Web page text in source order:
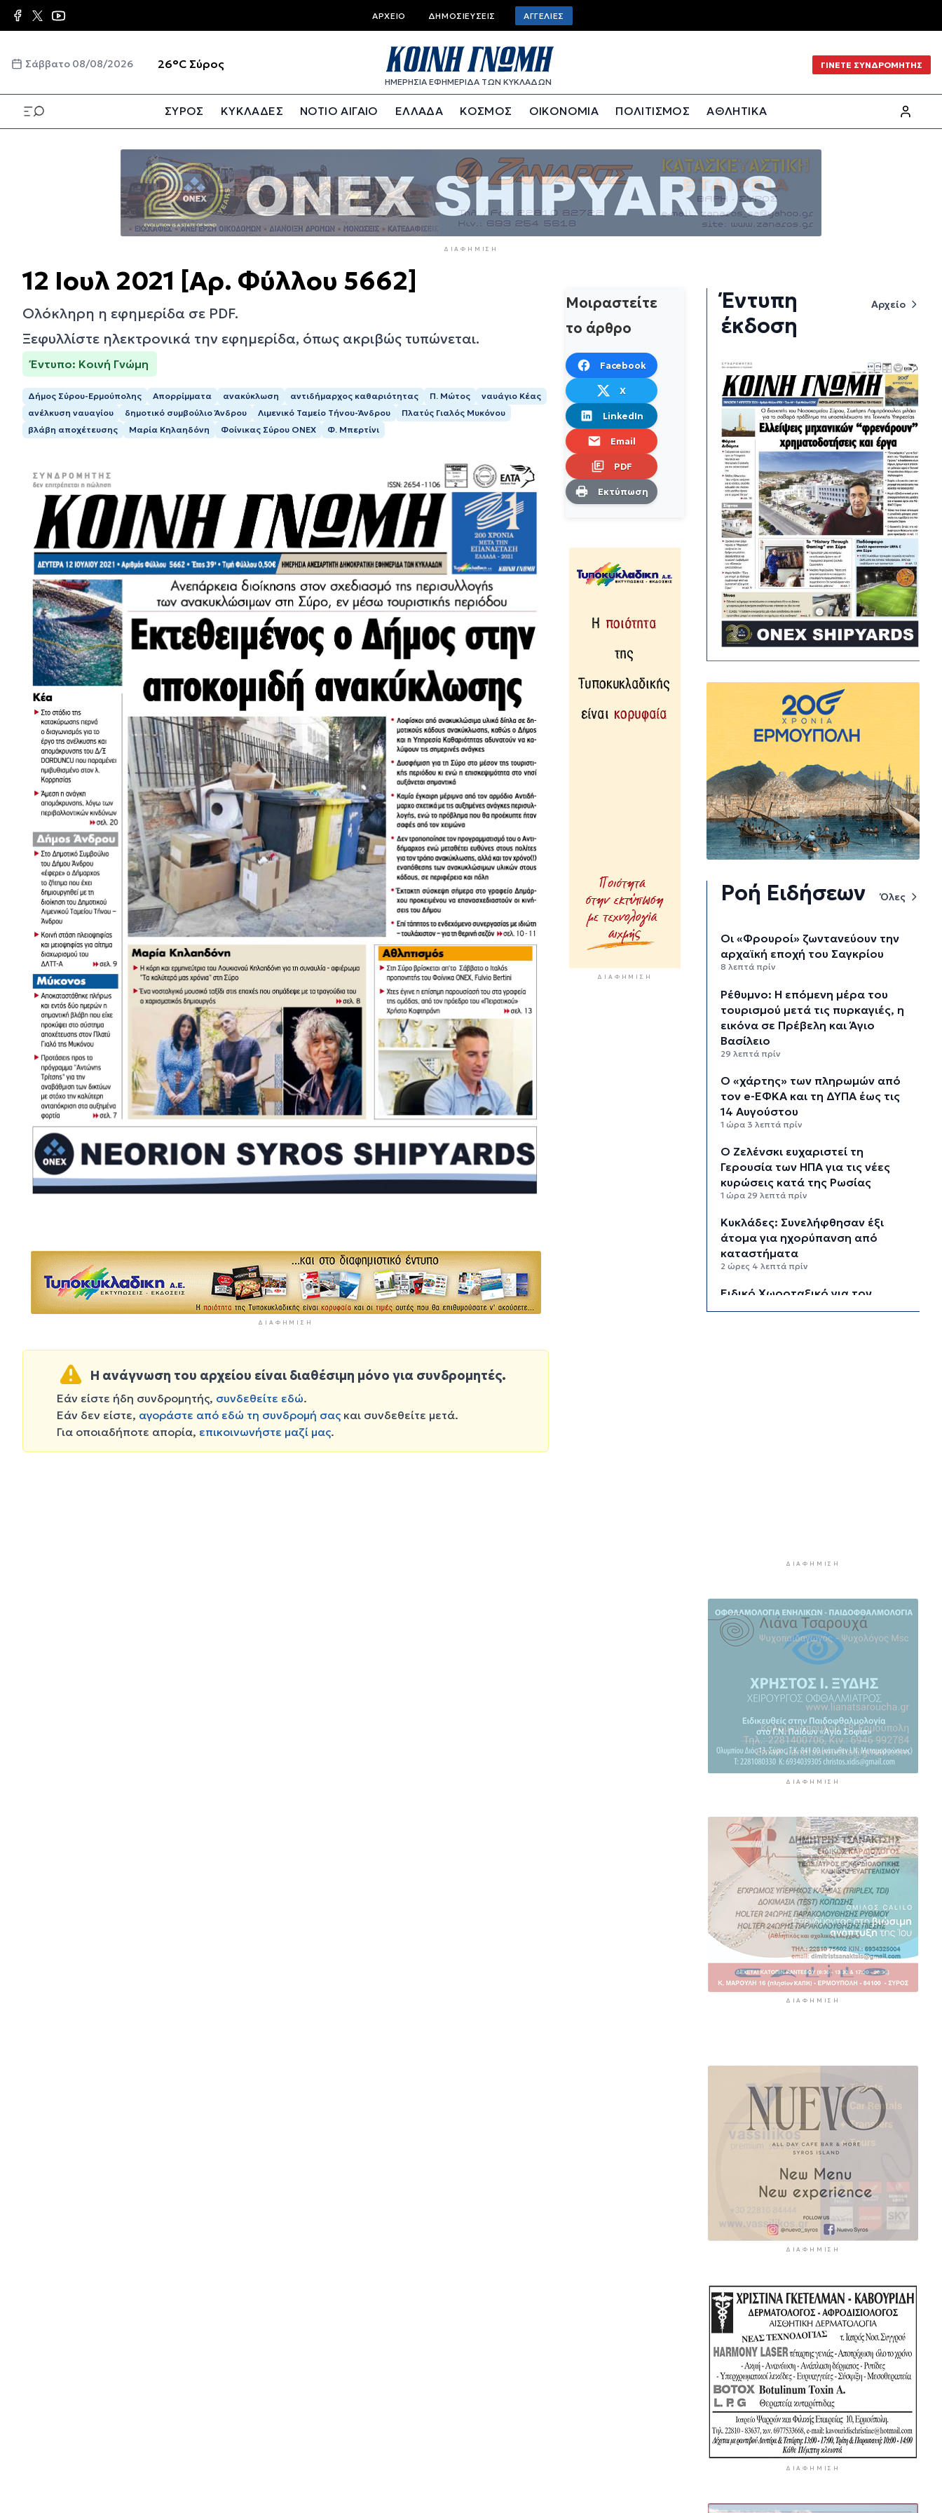
Παράκαμψη
προς
κυρίως
Top
bar
menu
ΑΡΧΕΊΟ ΔΗΜΟΣΙΕΎΣΕΙΣ ΑΓΓΕΛΊΕΣ
Σάββατο 08/08/2026 26°C Σύρος
ΗΜΕΡΗΣΙΑ ΕΦΗΜΕΡΙΔΑ ΤΩΝ ΚΥΚΛΑΔΩΝ
ΓΙΝΕΤΕ ΣΥΝΔΡΟΜΗΤΗΣ
ΣΥΡΟΣ ΚΥΚΛΑΔΕΣ ΝΟΤΙΟ ΑΙΓΑΙΟ ΕΛΛΑΔΑ ΚΟΣΜΟΣ ΟΙΚΟΝΟΜΙΑ ΠΟΛΙΤΙΣΜΟΣ
ΑΘΛΗΤΙΚΑ
ΔΙΑΦΉΜΙΣΗ
12 Ιουλ 2021 [Αρ. Φύλλου 5662]
Ολόκληρη η εφημερίδα σε PDF.
Ξεφυλλίστε ηλεκτρονικά την εφημερίδα, όπως ακριβώς τυπώνεται.
Έντυπο: Κοινή Γνώμη
Δήμος Σύρου-Ερμούπολης Απορρίμματα ανακύκλωση αντιδήμαρχος καθαριότητας Π. Μώτος
ναυάγιο Κέας
ανέλκυση ναυαγίου
δημοτικό συμβούλιο Άνδρου Λιµενικό Ταµείο Τήνου-Άνδρου
Πλατύς Γιαλός Μυκόνου
βλάβη αποχέτευσης
Μαρία Κηλαηδόνη Φοίνικας Σύρου ΟΝΕΧ Φ. Μπερτίνι
ΔΙΑΦΉΜΙΣΗ
Η ανάγνωση του αρχείου είναι διαθέσιμη μόνο για συνδρομητές.
Εάν είστε ήδη συνδρομητής, συνδεθείτε εδώ.
Εάν δεν είστε, αγοράστε από εδώ τη συνδρομή σας και συνδεθείτε μετά.
Για οποιαδήποτε απορία, επικοινωνήστε μαζί μας.
Μοιραστείτε
το άρθρο
Facebook
X
LinkedIn
Email
PDF
Εκτύπωση
ΔΙΑΦΉΜΙΣΗ
Έντυπη
έκδοση
Αρχείο
Ροή Ειδήσεων Όλες
Οι «Φρουροί» ζωντανεύουν την
αρχαϊκή εποχή του Σαγκρίου
8 λεπτά πρίν
Ρέθυμνο: Η επόμενη μέρα του
τουρισμού μετά τις πυρκαγιές, η
εικόνα σε Πρέβελη και Άγιο
Βασίλειο
29 λεπτά πρίν
Ο «χάρτης» των πληρωμών από
τον e-ΕΦΚΑ και τη ΔΥΠΑ έως τις
14 Αυγούστου
1 ώρα 3 λεπτά πρίν
Ο Ζελένσκι ευχαριστεί τη
Γερουσία των ΗΠΑ για τις νέες
κυρώσεις κατά της Ρωσίας
1 ώρα 29 λεπτά πρίν
Κυκλάδες: Συνελήφθησαν έξι
άτομα για ηχορύπανση από
καταστήματα
2 ώρες 4 λεπτά πρίν
Ειδικό Χωροταξικό για τον
Τουρισμό: Οι νέοι κανόνες για
3 ώρες 29 λεπτά πρίν
Συσπείρωσης Πάρου στη
συγκέντρωση για τις πυρκαγιές
3 ώρες 51 λεπτά πρίν
Αίθριος ο καιρός στις Κυκλάδες
με τη Θερμοκρασία να φτάνει
τους 31 βαθμούς
4 ώρες 12 λεπτά πρίν
Σύρος: Σοβαρό τροχαίο ατύχημα
στο λιμάνι της Ερμούπολης
11 ώρες 46 λεπτά πρίν
ΔΙΑΦΉΜΙΣΗ
ΔΙΑΦΉΜΙΣΗ
ΔΙΑΦΉΜΙΣΗ
ΔΙΑΦΉΜΙΣΗ
ΔΙΑΦΉΜΙΣΗ